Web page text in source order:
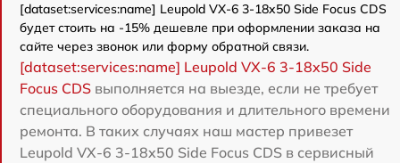
[dataset:services:name] Leupold VX-6 3-18x50 Side Focus CDS
будет стоить на -15% дешевле при оформлении заказа на
сайте через звонок или форму обратной связи.
[dataset:services:name] Leupold VX-6 3-18x50 Side
Focus CDS выполняется на выезде, если не требует
специального оборудования и длительного времени
ремонта. В таких случаях наш мастер привезет
Leupold VX-6 3-18x50 Side Focus CDS в сервисный